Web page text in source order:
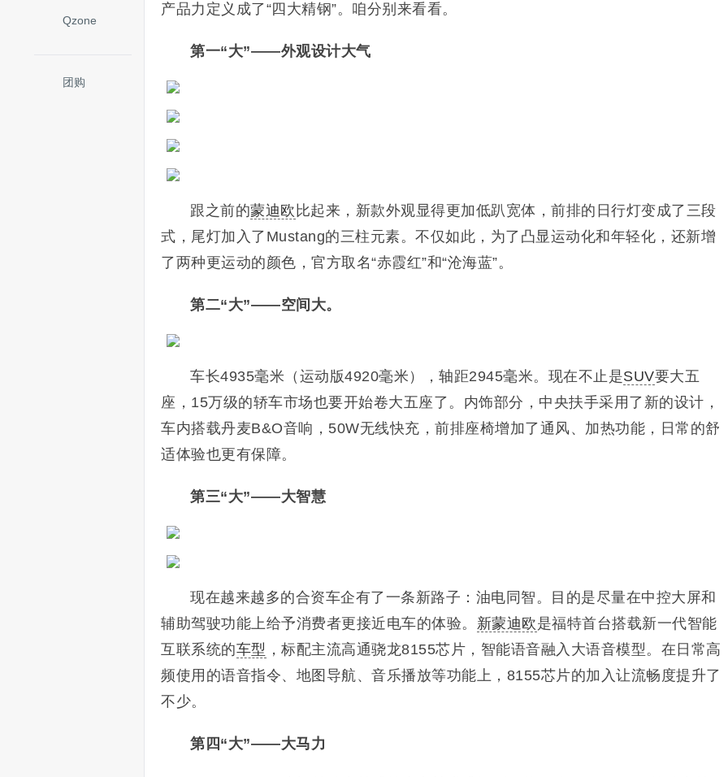
Qzone
团购
产品力定义成了“四大精钢”。咱分别来看看。
第一“大”——外观设计大气
跟之前的蒙迪欧 比起来，新款外观显得更加低趴宽体，前排的日行灯变成了三段
式，尾灯加入了Mustang的三柱元素。不仅如此，为了凸显运动化和年轻化，还新增
了两种更运动的颜色，官方取名“赤霞红”和“沧海蓝”。
第二“大”——空间大。
车长4935毫米（运动版4920毫米），轴距2945毫米。现在不止是SUV要大五
座，15万级的轿车市场也要开始卷大五座了。内饰部分，中央扶手采用了新的设计，
车内搭载丹麦B&O音响，50W无线快充，前排座椅增加了通风、加热功能，日常的舒
适体验也更有保障。
第三“大”——大智慧
现在越来越多的合资车企有了一条新路子：油电同智。目的是尽量在中控大屏和
辅助驾驶功能上给予消费者更接近电车的体验。 新蒙迪欧是福特首台搭载新一代智能
互联系统的车型 ，标配主流高通骁龙8155芯片，智能语音融入大语音模型。在日常高
频使用的语音指令、地图导航、音乐播放等功能上，8155芯片的加入让流畅度提升了
不少。
第四“大”——大马力